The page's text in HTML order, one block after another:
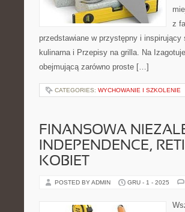
z
przedstawiane w przystępny i
kulinarna i Przepisy na grilla. Na
obejmującą zarówno proste […]
CATEGORIES: WYCHOWANIE I SZKOLENIE
FINANSOWA
INDEPENDENCE,
KOBIET
POSTED BY ADMIN GRU - 1 - 2025